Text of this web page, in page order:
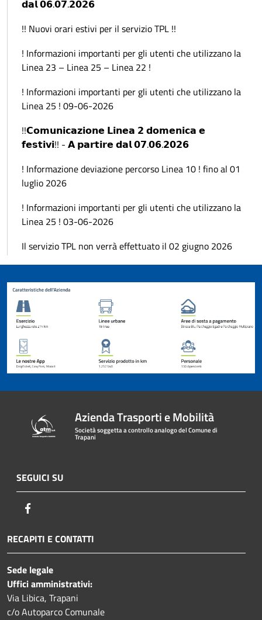
𝗱𝗮𝗹 𝟬𝟲.𝟬𝟳.𝟮𝟬𝟮𝟲
!! Nuovi orari estivi per il servizio TPL !!
! Informazioni importanti per gli utenti che utilizzano la
Linea 23 – Linea 25 – Linea 22 !
! Informazioni importanti per gli utenti che utilizzano la
Linea 25 ! 09-06-2026
!!𝗖𝗼𝗺𝘂𝗻𝗶𝗰𝗮𝘇𝗶𝗼𝗻𝗲 𝗟𝗶𝗻𝗲𝗮 𝟮 𝗱𝗼𝗺𝗲𝗻𝗶𝗰𝗮 𝗲
𝗳𝗲𝘀𝘁𝗶𝘃𝗶!! - 𝗔 𝗽𝗮𝗿𝘁𝗶𝗿𝗲 𝗱𝗮𝗹 𝟬𝟳.𝟬𝟲.𝟮𝟬𝟮𝟲
! Informazione deviazione percorso Linea 10 ! fino al 01
luglio 2026
! Informazioni importanti per gli utenti che utilizzano la
Linea 25 ! 03-06-2026
Il servizio TPL non verrà effettuato il 02 giugno 2026
Azienda Trasporti e Mobilità
Società soggetta a controllo analogo del Comune di
Trapani
SEGUICI SU
RECAPITI E CONTATTI
Sede legale
Uffici amministrativi:
Via Libica, Trapani
c/o Autoparco Comunale